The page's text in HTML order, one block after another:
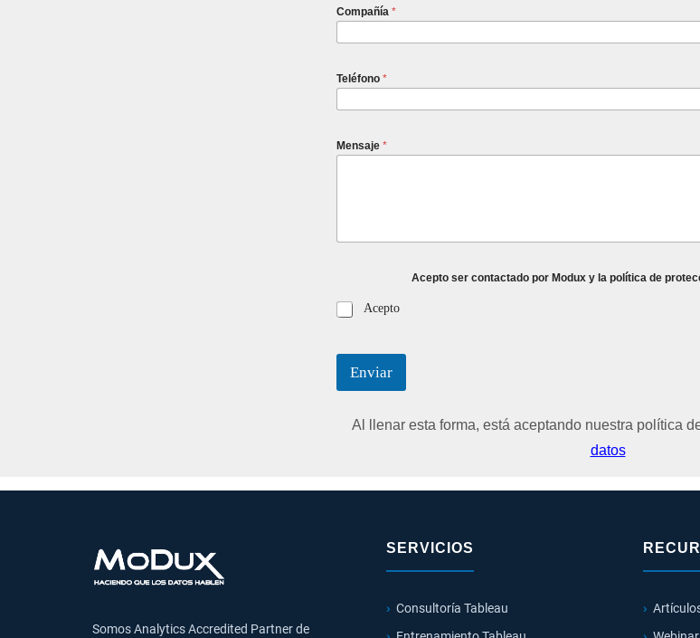
Compañía *
Teléfono *
Mensaje *
Acepto ser contactado por Modux y la política de
Acepto
Enviar
Al llenar esta forma, está aceptando nuestra política
datos
Somos Analytics Accredited Partner de
SERVICIOS
Consultoría Tableau